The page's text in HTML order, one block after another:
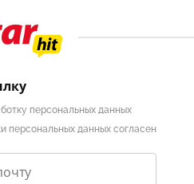
персональных данных
персональных данных согласен